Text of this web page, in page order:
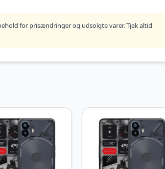
for prisændringer og udsolgte varer. Tjek altid